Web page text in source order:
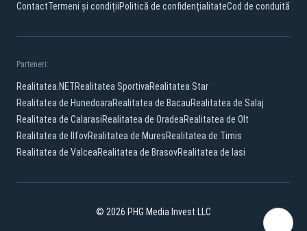
ContactTermeni și condițiiPolitică de confidențialitateCod de conduită
Parteneri:
Realitatea.NETRealitatea SportivaRealitatea Star
Realitatea de HunedoaraRealitatea de BacauRealitatea de Salaj
Realitatea de CalarasiRealitatea de OradeaRealitatea de Olt
Realitatea de IlfovRealitatea de MuresRealitatea de Timis
Realitatea de ValceaRealitatea de BrasovRealitatea de Iasi
© 2026 PHG Media Invest LLC